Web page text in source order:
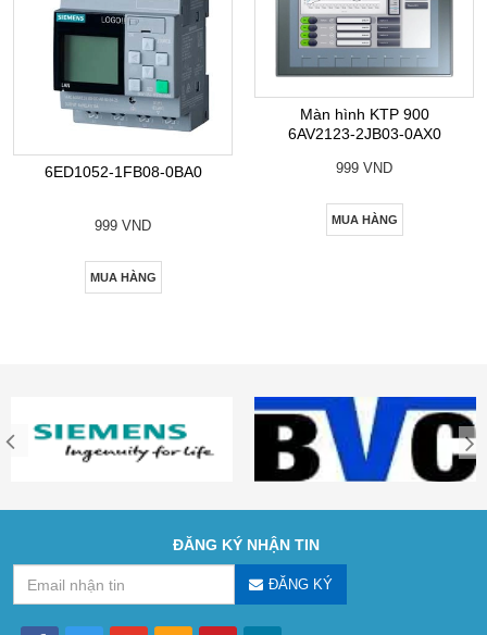
6ED1052-1FB08-0BA0
999 VND
MUA HÀNG
Màn hình KTP 900
6AV2123-2JB03-0AX0
999 VND
MUA HÀNG
ĐĂNG KÝ NHẬN TIN
ĐĂNG KÝ